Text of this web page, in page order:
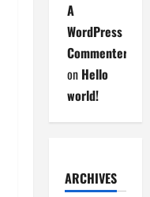
A
WordPress
Commenter
on Hello
world!
ARCHIVES